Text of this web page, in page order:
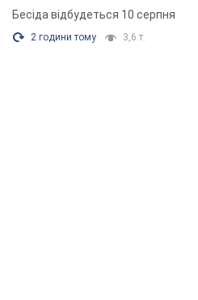
Бесіда відбудеться 10 серпня
2 години тому 3,6 т.